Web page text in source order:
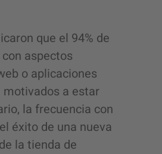
que el 94% de
aspectos
o aplicaciones
motivados a estar
la frecuencia con
éxito de una nueva
la tienda de